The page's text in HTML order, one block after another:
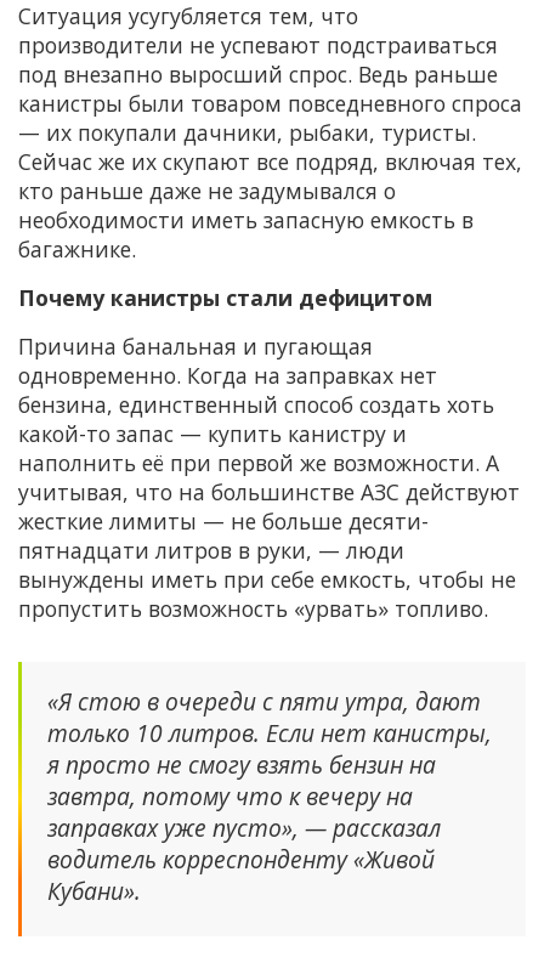
Ситуация усугубляется тем, что
производители не успевают подстраиваться
под внезапно выросший спрос. Ведь раньше
канистры были товаром повседневного спроса
— их покупали дачники, рыбаки, туристы.
Сейчас же их скупают все подряд, включая тех,
кто раньше даже не задумывался о
необходимости иметь запасную емкость в
багажнике.
Почему канистры стали дефицитом
Причина банальная и пугающая
одновременно. Когда на заправках нет
бензина, единственный способ создать хоть
какой-то запас — купить канистру и
наполнить её при первой же возможности. А
учитывая, что на большинстве АЗС действуют
жесткие лимиты — не больше десяти-
пятнадцати литров в руки, — люди
вынуждены иметь при себе емкость, чтобы не
пропустить возможность «урвать» топливо.
«Я стою в очереди с пяти утра, дают
только 10 литров. Если нет канистры,
я просто не смогу взять бензин на
завтра, потому что к вечеру на
заправках уже пусто», — рассказал
водитель корреспонденту «Живой
Кубани».